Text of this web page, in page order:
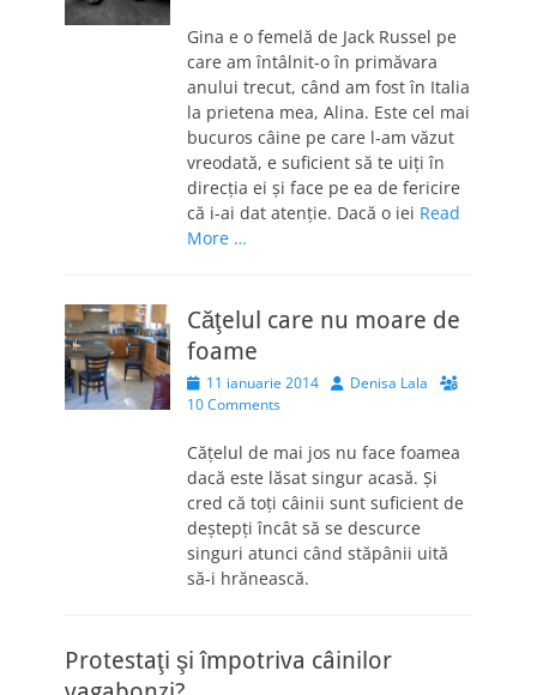
Gina e o femelă de Jack Russel pe
care am întâlnit-o în primăvara
anului trecut, când am fost în Italia
la prietena mea, Alina. Este cel mai
bucuros câine pe care l-am văzut
vreodată, e suficient să te uiţi în
direcţia ei şi face pe ea de fericire
că i-ai dat atenţie. Dacă o iei Read
More …
Căţelul care nu moare de
foame
Posted
on
11 ianuarie 2014 AuthorDenisa Lala
10 Comments
Căţelul de mai jos nu face foamea
dacă este lăsat singur acasă. Şi
cred că toţi câinii sunt suficient de
deştepţi încât să se descurce
singuri atunci când stăpânii uită
să-i hrănească.
Protestaţi şi împotriva câinilor